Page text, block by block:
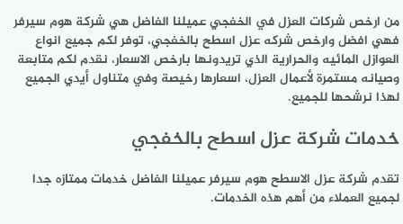
من ارخص شركات العزل في الخفجي عميلنا الفاضل هي شركة هوم سيرفر
فهي افضل وارخص شركه عزل اسطح بالخفجي، توفر لكم جميع انواع
العوازل المائيه والحرارية الذي تريدونها بارخص الاسعار، نقدم لكم متابعة
وصيانه مستمرة لأعمال العزل، اسعارها رخيصة وفي متناول أيدي الجميع
لهذا نرشحها للجميع.
خدمات شركة عزل اسطح بالخفجي
تقدم شركة عزل الاسطح هوم سيرفر عميلنا الفاضل خدمات ممتازه جدا
لجميع العملاء من أهم هذه الخدمات.